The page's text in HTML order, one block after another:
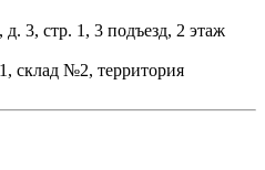
3, стр. 1, 3 подъезд, 2 этаж
склад №2, территория